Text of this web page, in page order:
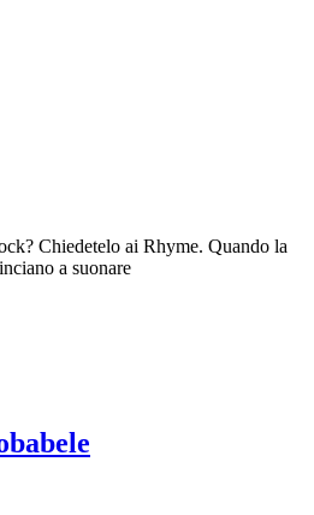
Chiedetelo ai Rhyme. Quando la
a suonare